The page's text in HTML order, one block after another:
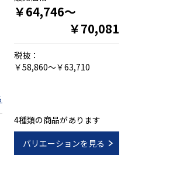
￥64,746～
￥70,081
税抜：
￥58,860～￥63,710
4種類の商品があります
バリエーションを見る